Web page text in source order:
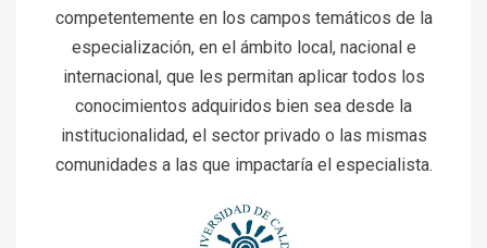
competentemente en los campos temáticos de la
especialización, en el ámbito local, nacional e
internacional, que les permitan aplicar todos los
conocimientos adquiridos bien sea desde la
institucionalidad, el sector privado o las mismas
comunidades a las que impactaría el especialista.